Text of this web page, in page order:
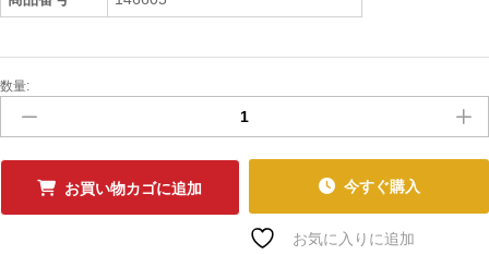
中
ﾚ
ｺ
ﾄﾞ
数量:
お買い物カゴに追加 今すぐ購入
お気に入りに追加